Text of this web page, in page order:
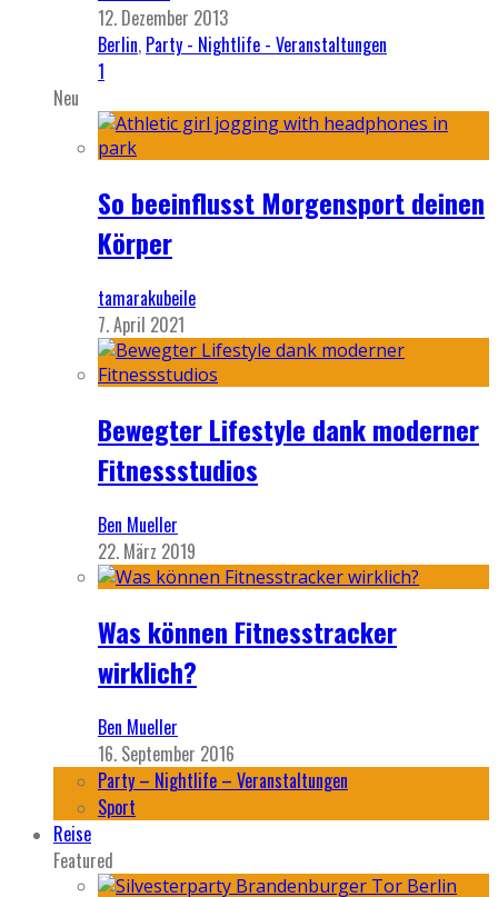
12. Dezember 2013
Berlin, Party - Nightlife - Veranstaltungen
1
Neu
So beeinflusst Morgensport deinen
Körper
tamarakubeile
7. April 2021
Bewegter Lifestyle dank moderner
Fitnessstudios
Ben Mueller
22. März 2019
Was können Fitnesstracker
wirklich?
Ben Mueller
16. September 2016
Party – Nightlife – Veranstaltungen
Sport
Reise
Featured